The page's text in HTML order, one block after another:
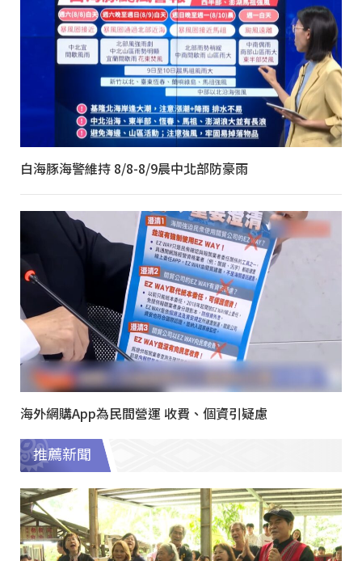
白海豚海警維持 8/8-8/9晨中北部防豪雨
海外網購App為民間營運 收費、個資引疑慮
推薦新聞